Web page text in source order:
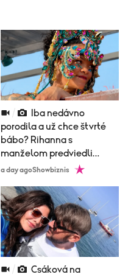
porodila a už chce štvrté
bábo? Rihanna s
manželom predviedli
poriadne nemravný tanec!
a day agoShowbiznis